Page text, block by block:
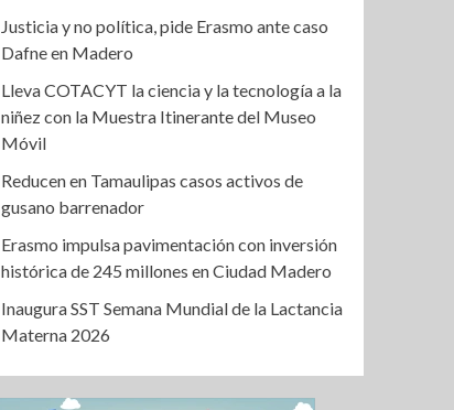
Justicia y no política, pide Erasmo ante caso
Dafne en Madero
Lleva COTACYT la ciencia y la tecnología a la
niñez con la Muestra Itinerante del Museo
Móvil
Reducen en Tamaulipas casos activos de
gusano barrenador
Erasmo impulsa pavimentación con inversión
histórica de 245 millones en Ciudad Madero
Inaugura SST Semana Mundial de la Lactancia
Materna 2026